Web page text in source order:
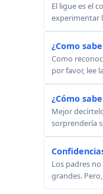
El ligue es el
experimentar
¿Como
Como
por favor, lee
¿Cómo
Mejor
sorprendería
Los padres
grandes.